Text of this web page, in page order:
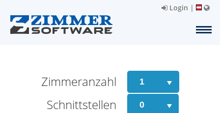
Login |
Zimmeranzahl
Schnittstellen